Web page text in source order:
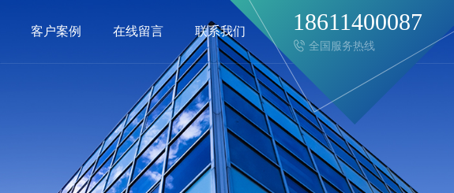
18611400087
全国服务热线
客户案例 在线留言 联系我们